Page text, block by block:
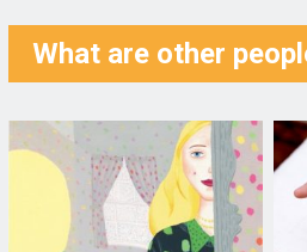
What are other